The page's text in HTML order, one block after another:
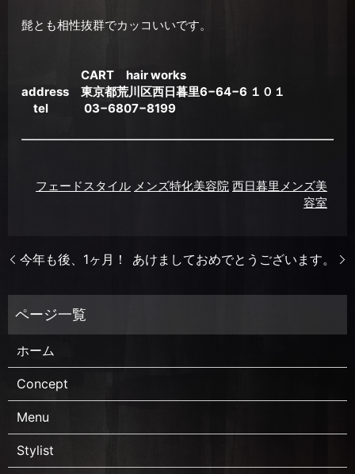
髭とも相性抜群でカッコいいです。
CART hair works
address 東京都荒川区西日暮里6−64−6 １０１
tel 03−6807−8199
フェードスタイル メンズ特化美容院 西日暮里メンズ美
容室
今年も後、1ヶ月！ あけましておめでとうございます。
ホーム
Concept
Menu
Stylist